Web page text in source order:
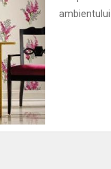
ambientului